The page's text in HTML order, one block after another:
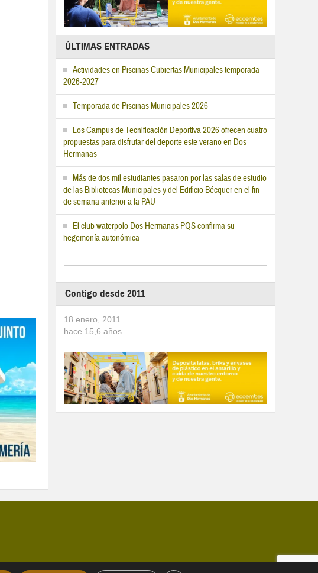
ÚLTIMAS ENTRADAS
Actividades en Piscinas Cubiertas Municipales temporada
2026-2027
Temporada de Piscinas Municipales 2026
Los Campus de Tecnificación Deportiva 2026 ofrecen cuatro
propuestas para disfrutar del deporte este verano en Dos
Hermanas
Más de dos mil estudiantes pasaron por las salas de estudio
de las Bibliotecas Municipales y del Edificio Bécquer en el fin
de semana anterior a la PAU
El club waterpolo Dos Hermanas PQS confirma su
hegemonía autonómica
Contigo desde 2011
18 enero, 2011
hace 15,6 años.